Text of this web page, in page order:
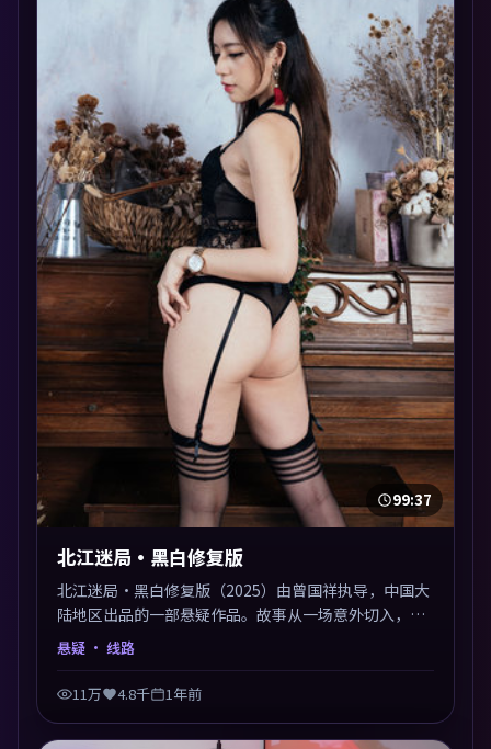
99:37
北江迷局·黑白修复版
北江迷局·黑白修复版（2025）由曾国祥执导，中国大
陆地区出品的一部悬疑作品。故事从一场意外切入，人
物在道德与生存之间反复摇摆，叙事层层推进，情绪克
溅。
悬疑 · 线路
11万 4.8千 1年前